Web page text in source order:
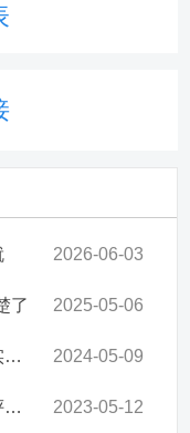
2026-06-03
了 2025-05-06
江岸区残疾人事业发展“十三五”落实情况及“十四五”规划 2024-05-09
关于江岸区“十四五”规划实施中期评估 工作方案的解读 2023-05-12